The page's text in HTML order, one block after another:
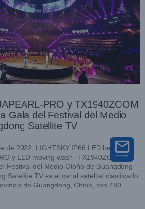
PRO y TX1940ZOOM
Gala del Festival del Medio
Satellite TV
de 2022, LIGHTSKY IP66 LED beam
y LED moving wash--TX1940ZOOM se
Festival del Medio Otoño de Guangdong
Satellite TV es el canal satelital clasificado
de Guangdong, China, con 480